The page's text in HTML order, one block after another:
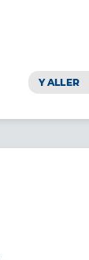
Y ALLER